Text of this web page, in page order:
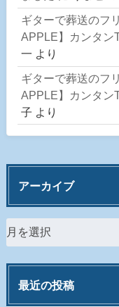
ギターで葬送のフ
APPLE】カンタン
一 より
ギターで葬送のフ
APPLE】カンタン
子 より
アーカイブ
最近の投稿